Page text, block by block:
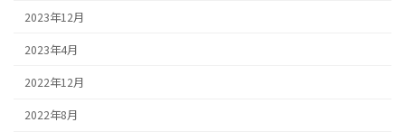
2023年12月
2023年4月
2022年12月
2022年8月